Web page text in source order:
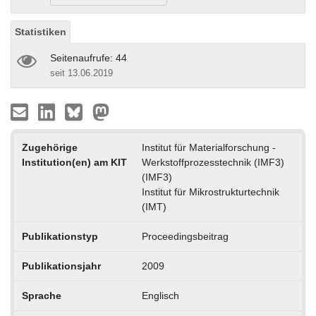
Statistiken
Seitenaufrufe: 44
seit 13.06.2019
Zugehörige
Institution(en) am KIT
Institut für Materialforschung -
Werkstoffprozesstechnik (IMF3)
(IMF3)
Institut für Mikrostrukturtechnik
(IMT)
Publikationstyp Proceedingsbeitrag
Publikationsjahr 2009
Sprache Englisch